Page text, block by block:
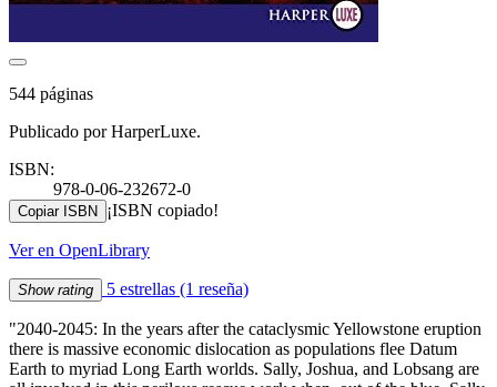
544 páginas
Publicado por HarperLuxe.
ISBN:
978-0-06-232672-0
Copiar ISBN ¡ISBN copiado!
Ver en OpenLibrary
Show rating 5 estrellas (1 reseña)
"2040-2045: In the years after the cataclysmic Yellowstone eruption
there is massive economic dislocation as populations flee Datum
Earth to myriad Long Earth worlds. Sally, Joshua, and Lobsang are